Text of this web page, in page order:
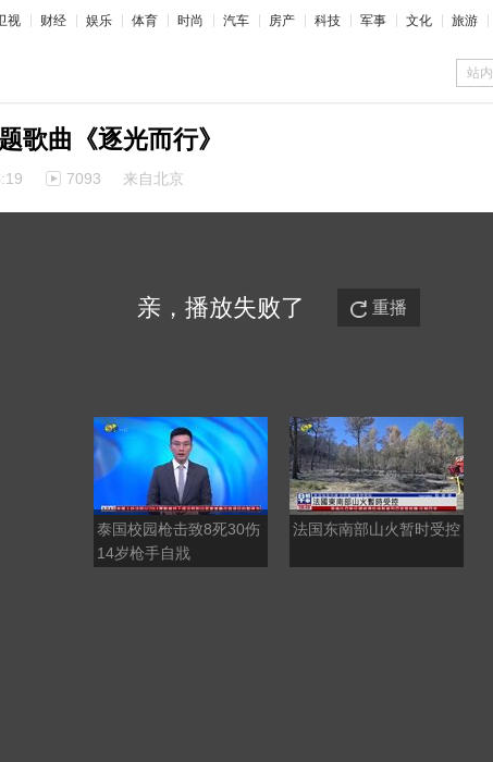
视 财经 娱乐 体育 时尚 汽车 房产 科技 军事 文化 旅游
站内
歌曲《逐光而行》
7093 来自北京
亲，播放失败了 重播
泰国校园枪击致8死30伤
14岁枪手自戕
法国东南部山火暂时受控